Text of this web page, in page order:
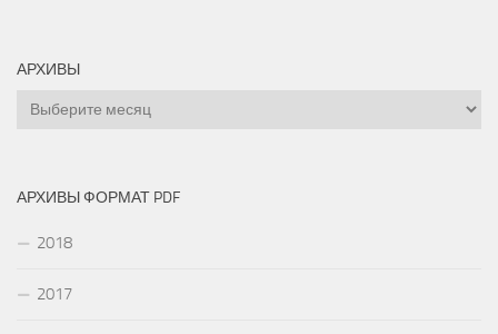
АРХИВЫ
Архивы
АРХИВЫ ФОРМАТ PDF
2018
2017